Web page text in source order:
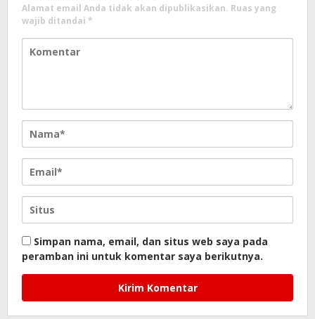
Alamat email Anda tidak akan dipublikasikan. Ruas yang
wajib ditandai *
Simpan nama, email, dan situs web saya pada
peramban ini untuk komentar saya berikutnya.